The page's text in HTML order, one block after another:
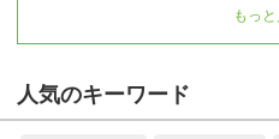
もっ
人気のキーワード